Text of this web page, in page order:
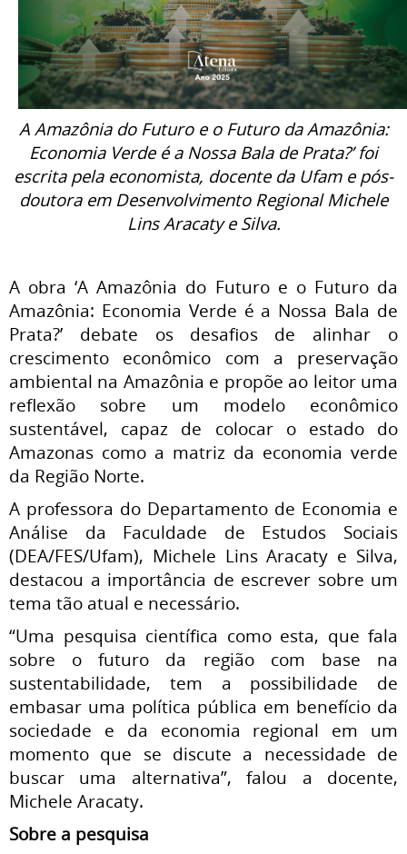
A Amazônia do Futuro e o Futuro da Amazônia:
Economia Verde é a Nossa Bala de Prata?’ foi
escrita pela economista, docente da Ufam e pós-
doutora em Desenvolvimento Regional Michele
Lins Aracaty e Silva.
A obra ‘A Amazônia do Futuro e o Futuro da
Amazônia: Economia Verde é a Nossa Bala de
Prata?’ debate os desafios de alinhar o
crescimento econômico com a preservação
ambiental na Amazônia e propõe ao leitor uma
reflexão sobre um modelo econômico
sustentável, capaz de colocar o estado do
Amazonas como a matriz da economia verde
da Região Norte.
A professora do Departamento de Economia e
Análise da Faculdade de Estudos Sociais
(DEA/FES/Ufam), Michele Lins Aracaty e Silva,
destacou a importância de escrever sobre um
tema tão atual e necessário.
“Uma pesquisa científica como esta, que fala
sobre o futuro da região com base na
sustentabilidade, tem a possibilidade de
embasar uma política pública em benefício da
sociedade e da economia regional em um
momento que se discute a necessidade de
buscar uma alternativa”, falou a docente,
Michele Aracaty.
Sobre a pesquisa